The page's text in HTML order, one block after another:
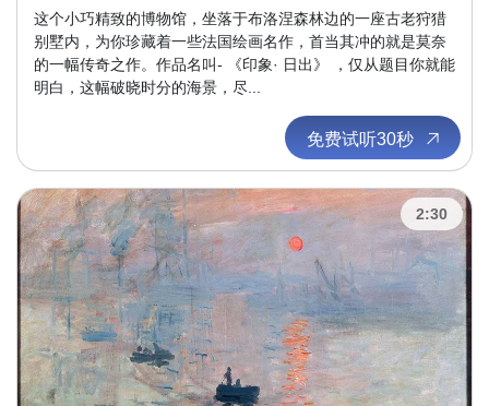
这个小巧精致的博物馆，坐落于布洛涅森林边的一座古老狩猎
别墅内，为你珍藏着一些法国绘画名作，首当其冲的就是莫奈
的一幅传奇之作。作品名叫- 《印象· 日出》 ，仅从题目你就能
明白，这幅破晓时分的海景，尽...
免费试听30秒
2:30